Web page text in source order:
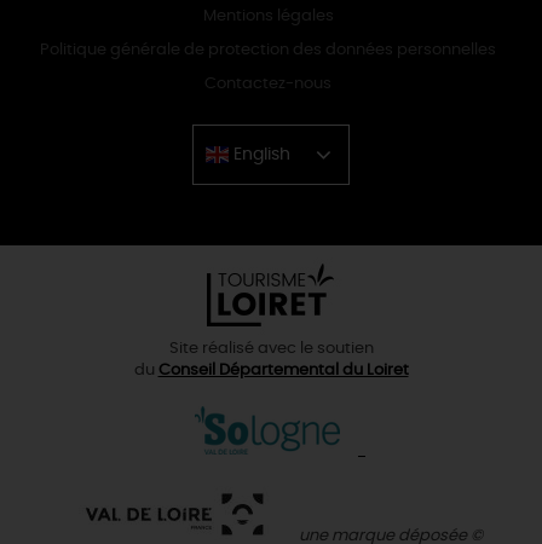
Mentions légales
Politique générale de protection des données personnelles
Contactez-nous
English
Chinese
Site réalisé avec le soutien
du Conseil Départemental du Loiret
une marque déposée ©